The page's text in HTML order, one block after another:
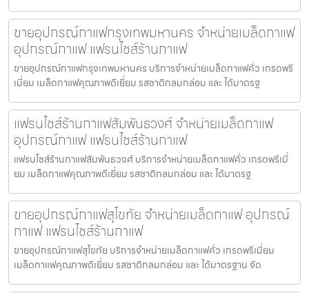
ขายอุปกรณ์กาแฟกรุงเทพมหานคร จำหน่ายเมล็ดกาแฟ
อุปกรณ์กาแฟ แฟรนไชส์ร้านกาแฟ
ขายอุปกรณ์กาแฟกรุงเทพมหานคร บริการจำหน่ายเมล็ดกาแฟคั่ว เกรดพรี
เมี่ยม เมล็ดกาแฟคุณภาพดีเยี่ยม รสชาติกลมกล่อม และ ได้มาตรฐ
แฟรนไชส์ร้านกาแฟสัมพันธวงศ์ จำหน่ายเมล็ดกาแฟ
อุปกรณ์กาแฟ แฟรนไชส์ร้านกาแฟ
แฟรนไชส์ร้านกาแฟสัมพันธวงศ์ บริการจำหน่ายเมล็ดกาแฟคั่ว เกรดพรีเมี่
ยม เมล็ดกาแฟคุณภาพดีเยี่ยม รสชาติกลมกล่อม และ ได้มาตรฐ
ขายอุปกรณ์กาแฟสุโขทัย จำหน่ายเมล็ดกาแฟ อุปกรณ์
กาแฟ แฟรนไชส์ร้านกาแฟ
ขายอุปกรณ์กาแฟสุโขทัย บริการจำหน่ายเมล็ดกาแฟคั่ว เกรดพรีเมี่ยม
เมล็ดกาแฟคุณภาพดีเยี่ยม รสชาติกลมกล่อม และ ได้มาตรฐาน จัด